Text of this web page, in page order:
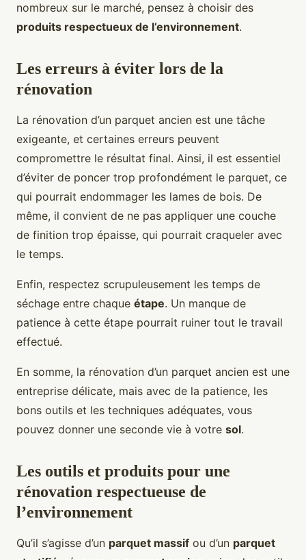
nombreux sur le marché, pensez à choisir des
produits respectueux de l’environnement.
Les erreurs à éviter lors de la
rénovation
La rénovation d’un parquet ancien est une tâche
exigeante, et certaines erreurs peuvent
compromettre le résultat final. Ainsi, il est essentiel
d’éviter de poncer trop profondément le parquet, ce
qui pourrait endommager les lames de bois. De
même, il convient de ne pas appliquer une couche
de finition trop épaisse, qui pourrait craqueler avec
le temps.
Enfin, respectez scrupuleusement les temps de
séchage entre chaque étape. Un manque de
patience à cette étape pourrait ruiner tout le travail
effectué.
En somme, la rénovation d’un parquet ancien est une
entreprise délicate, mais avec de la patience, les
bons outils et les techniques adéquates, vous
pouvez donner une seconde vie à votre sol.
Les outils et produits pour une
rénovation respectueuse de
l’environnement
Qu’il s’agisse d’un parquet massif ou d’un parquet